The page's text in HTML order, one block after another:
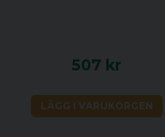
507 kr
LÄGG I VARUKORGEN